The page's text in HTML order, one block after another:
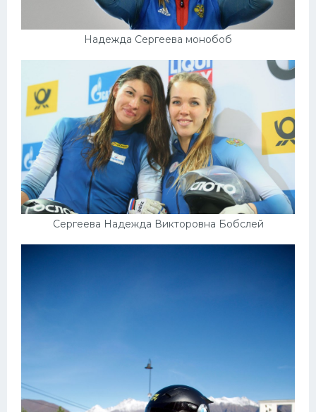
Надежда Сергеева монобоб
Сергеева Надежда Викторовна Бобслей